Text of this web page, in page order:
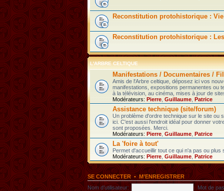
Reconstitution protohistorique :
Reconstitution protohistorique :
L'ARBRE CELTIQUE
Manifestations / Documentaires /
Amis de l'Arbre celtique, déposez ici vos
manifestations, expositions permanentes ou
à la télévision, au cinéma, mises à jour de
Modérateurs: Pierre Guillaume Patrice
Assistance technique (site/forum)
Un problème d'ordre technique sur le site ou
ici. C'est aussi l'endroit idéal pour donner
sont proposées. Merci.
Modérateurs: Pierre Guillaume Patrice
La 'foire à tout'
Permet d'accueillir tout ce qui n'a pas ou
Modérateurs: Pierre Guillaume Patrice
SE CONNECTER•M’ENREGISTRER
Nom d’utilisateur:
Mot de